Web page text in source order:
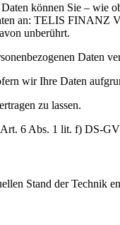
können Sie –
an: TELIS FINANZ
unberührt.
Daten
wir Ihre Daten
zu lassen.
6 Abs. 1 lit. f) DS-
Stand der Technik